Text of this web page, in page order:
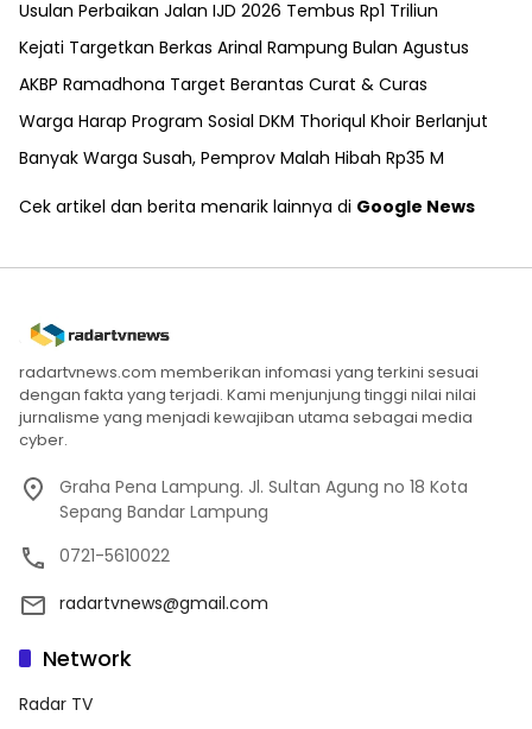
Usulan Perbaikan Jalan IJD 2026 Tembus Rp1 Triliun
Kejati Targetkan Berkas Arinal Rampung Bulan Agustus
AKBP Ramadhona Target Berantas Curat & Curas
Warga Harap Program Sosial DKM Thoriqul Khoir Berlanjut
Banyak Warga Susah, Pemprov Malah Hibah Rp35 M
Cek artikel dan berita menarik lainnya di Google News
radartvnews.com memberikan infomasi yang terkini sesuai
dengan fakta yang terjadi. Kami menjunjung tinggi nilai nilai
jurnalisme yang menjadi kewajiban utama sebagai media
cyber.
Graha Pena Lampung. Jl. Sultan Agung no 18 Kota
Sepang Bandar Lampung
0721-5610022
radartvnews@gmail.com
Network
Radar TV